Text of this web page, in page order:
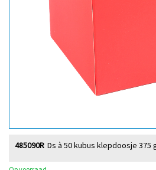
Ds à 50 kubus klepdoosje 375
485090R